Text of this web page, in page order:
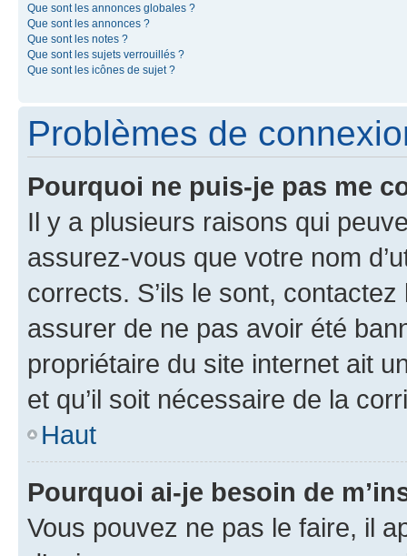
Que sont les annonces globales ?
Que sont les annonces ?
Que sont les notes ?
Que sont les sujets verrouillés ?
Que sont les icônes de sujet ?
Problèmes de
Pourquoi ne puis-je pas me
Il y a plusieurs raisons qui
assurez-vous que votre nom
corrects. S’ils le sont,
assurer de ne pas avoir été
propriétaire du site internet ait
et qu’il soit nécessaire de la
Haut
Pourquoi ai-je besoin de
Vous pouvez ne pas le faire, il